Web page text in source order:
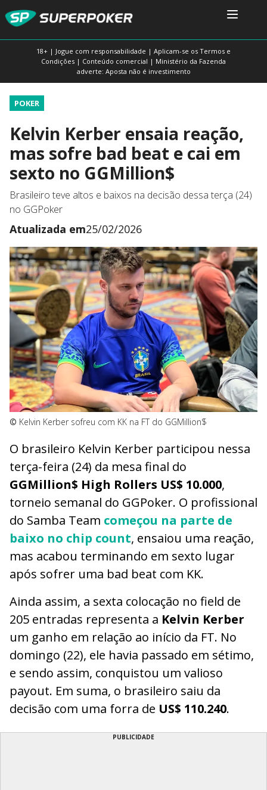
18+ | Jogue com responsabilidade | Aplicam-se os Termos e
Condições | Conteúdo comercial | Ministério da Fazenda
adverte: Aposta não é investimento
POKER
Kelvin Kerber ensaia reação,
mas sofre bad beat e cai em
sexto no GGMillion$
Brasileiro teve altos e baixos na decisão dessa terça (24)
no GGPoker
Atualizada em25/02/2026
© Kelvin Kerber sofreu com KK na FT do GGMillion$
O brasileiro Kelvin Kerber participou nessa
terça-feira (24) da mesa final do
GGMillion$ High Rollers US$ 10.000,
torneio semanal do GGPoker. O profissional
do Samba Team começou na parte de
baixo no chip count, ensaiou uma reação,
mas acabou terminando em sexto lugar
após sofrer uma bad beat com KK.
Ainda assim, a sexta colocação no field de
205 entradas representa a Kelvin Kerber
um ganho em relação ao início da FT. No
domingo (22), ele havia passado em sétimo,
e sendo assim, conquistou um valioso
payout. Em suma, o brasileiro saiu da
decisão com uma forra de US$ 110.240.
PUBLICIDADE